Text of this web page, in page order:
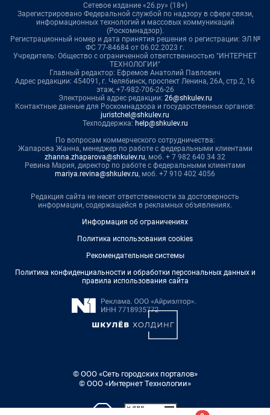
Сетевое издание «26.ру» (18+)
Зарегистрировано Федеральной службой по надзору в сфере связи,
информационных технологий и массовых коммуникаций
(Роскомнадзор).
Регистрационный номер и дата принятия решения о регистрации: ЭЛ №
ФС 77-84684 от 06.02.2023 г.
Учредитель: Общество с ограниченной ответственностью "ИНТЕРНЕТ
ТЕХНОЛОГИИ"
Главный редактор: Ефремов Анатолий Павлович
Адрес редакции: 454091, г. Челябинск, проспект Ленина, 26А, стр.2, 16
этаж, +7-982-706-26-26
Электронный адрес редакции: 26@shkulev.ru
Контактные данные для Роскомнадзора и государственных органов:
juristchel@shkulev.ru
Техподдержка: help@shkulev.ru
По вопросам коммерческого сотрудничества:
Жапарова Жанна, менеджер по работе с федеральными клиентами
zhanna.zhaparova@shkulev.ru, моб. + 7 982 640 34 32
Ревина Мария, директор по работе с федеральными клиентами
mariya.revina@shkulev.ru, моб. +7 910 402 4056
Редакция сайта не несет ответственности за достоверность
информации, содержащейся в рекламных объявлениях.
Информация об ограничениях
Политика использования cookies
Рекомендательные системы
Политика конфиденциальности и обработки персональных данных и
правила использования сайта
© ООО «Сеть городских порталов»
© ООО «Интернет Технологии»